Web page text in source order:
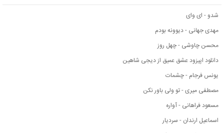
شدو - ای وای
مهدی جهانی - دیوونه بودم
محسن چاوشی - چهل روز
دانلود اپیزود عشق عمیق از دیجی شاهین
یونس فرجام - چشمات
مصطفی میری - تو ولی باور نکن
مسعود فراهانی - آواره
اسماعیل ارندان - سردیار